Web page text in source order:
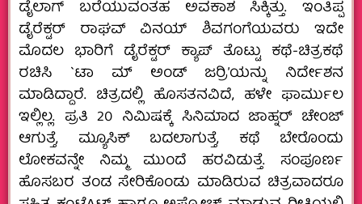
ಡೈಲಾಗ್ ಬರೆಯುವಂತಹ ಅವಕಾಶ ಸಿಕ್ಕಿತ್ತು. ಇಂತಿಪ್ಪ
ಡೈರೆಕ್ಟರ್ ರಾಘವ್ ವಿನಯ್ ಶಿವಗಂಗೆಯವರು ಇದೇ
ಮೊದಲ ಭಾರಿಗೆ ಡೈರೆಕ್ಟರ್ ಕ್ಯಾಪ್ ತೊಟ್ಟು ಕಥೆ-ಚಿತ್ರಕಥೆ
ರಚಿಸಿ `ಟಾ ಮ್ ಅಂಡ್ ಜರ‍್ರಿ’ಯನ್ನು ನಿರ್ದೇಶನ
ಮಾಡಿದ್ದಾರೆ. ಚಿತ್ರದಲ್ಲಿ ಹೊಸತನವಿದೆ, ಹಳೇ ಫಾರ್ಮುಲ
ಇಲ್ಲಿಲ್ಲ. ಪ್ರತಿ 20 ನಿಮಿಷಕ್ಕೆ ಸಿನಿಮಾದ ಜಾಹ್ನರ್ ಚೇಂಜ್
ಆಗುತ್ತೆ, ಮ್ಯೂಸಿಕ್ ಬದಲಾಗುತ್ತೆ, ಕಥೆ ಬೇರೊಂದು
ಲೋಕವನ್ನೇ ನಿಮ್ಮ ಮುಂದೆ ಹರವಿಡುತ್ತೆ. ಸಂಪೂರ್ಣ
ಹೊಸಬರ ತಂಡ ಸೇರಿಕೊಂಡು ಮಾಡಿರುವ ಚಿತ್ರವಾದರೂ